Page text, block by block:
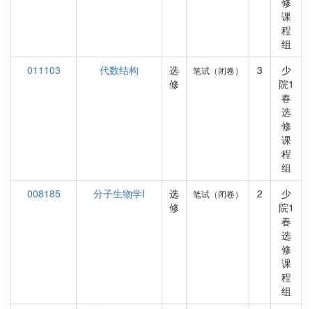
课
程
组
011103
代数结构
选
修
笔试（闭卷） 3
少
院1
春
选
修
课
程
组
008185
分子生物学I
选
修
笔试（闭卷） 2
少
院1
春
选
修
课
程
组